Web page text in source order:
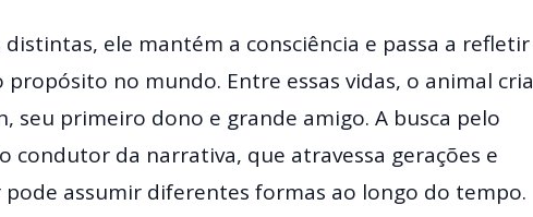
ele mantém a consciência e passa a refletir
no mundo. Entre essas vidas, o animal cria
seu primeiro dono e grande amigo. A busca pelo
condutor da narrativa, que atravessa gerações e
assumir diferentes formas ao longo do tempo.